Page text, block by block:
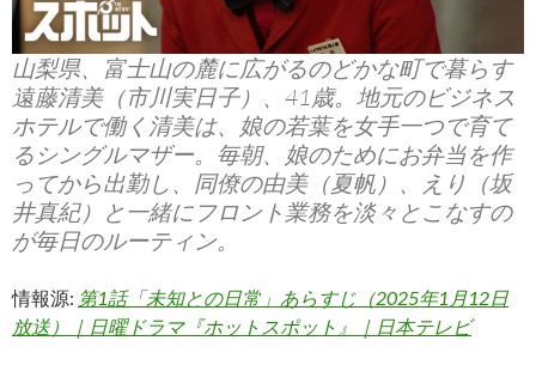
山梨県、富士山の麓に広がるのどかな町で暮らす
遠藤清美（市川実日子）、41歳。地元のビジネス
ホテルで働く清美は、娘の若葉を女手一つで育て
るシングルマザー。毎朝、娘のためにお弁当を作
ってから出勤し、同僚の由美（夏帆）、えり（坂
井真紀）と一緒にフロント業務を淡々とこなすの
が毎日のルーティン。
情報源: 第1話「未知との日常」あらすじ（2025年1月12日
放送）｜日曜ドラマ『ホットスポット』｜日本テレビ